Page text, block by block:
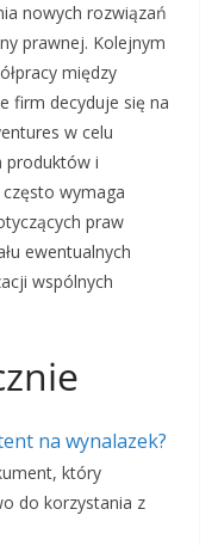
nowych rozwiązań
prawnej. Kolejnym
między
firm decyduje się na
w celu
produktów i
wymaga
praw
ewentualnych
wspólnych
na wynalazek?
który
do korzystania z